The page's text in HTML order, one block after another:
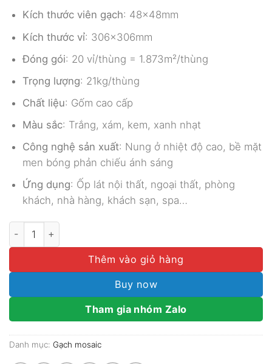
Kích thước viên gạch: 48x48mm
Kích thước vỉ: 306x306mm
Đóng gói: 20 vỉ/thùng = 1.873m²/thùng
Trọng lượng: 21kg/thùng
Chất liệu: Gốm cao cấp
Màu sắc: Trắng, xám, kem, xanh nhạt
Công nghệ sản xuất: Nung ở nhiệt độ cao, bề mặt
men bóng phản chiếu ánh sáng
Ứng dụng: Ốp lát nội thất, ngoại thất, phòng
khách, nhà hàng, khách sạn, spa…
GẠCH MOSAIC GỐM MEN BÓNG MGTT055 số lượng
Thêm vào giỏ hàng
Buy now
Tham gia nhóm Zalo
Danh mục: Gạch mosaic